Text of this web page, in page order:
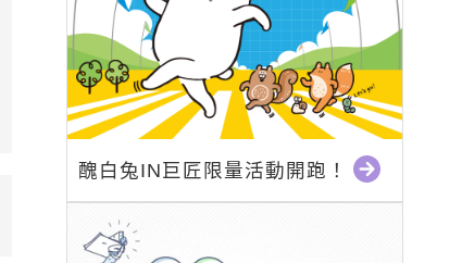
醜白兔IN巨匠限量活動開跑！